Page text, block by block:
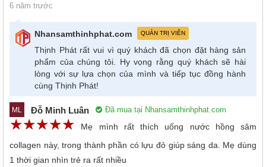
6 năm trước
Nhansamthinhphat.com QUẢN TRỊ VIÊN
Thịnh Phát rất vui vì quý khách đã chọn đặt hàng sản
phẩm của chúng tôi. Hy vọng rằng quý khách sẽ hài
lòng với sự lựa chọn của mình và tiếp tục đồng hành
cùng Thịnh Phát!
ML Đỗ Minh Luân Đã mua tại Nhansamthinhphat.com
☆☆☆☆☆
★★★★★
Mẹ mình rất thích uống nước hồng sâm
collagen này, trong thành phần có lựu đỏ giúp sáng da. Mẹ dùng
1 thời gian nhìn trẻ ra rất nhiều